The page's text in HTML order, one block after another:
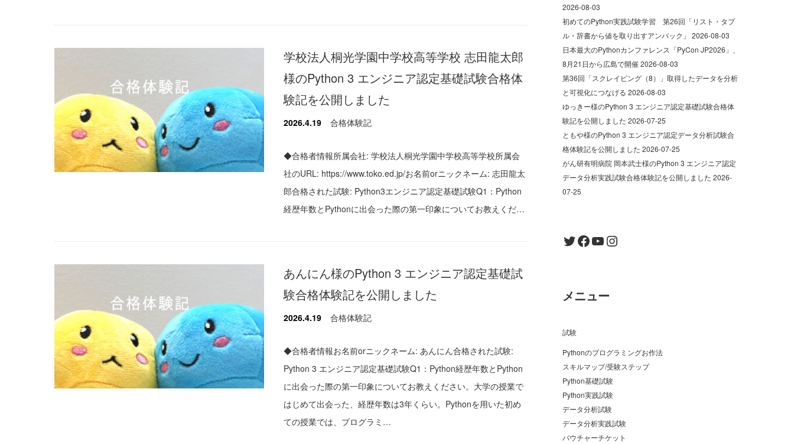
学校法人桐光学園中学校高等学校 志田龍太郎
様のPython 3 エンジニア認定基礎試験合格体
験記を公開しました
2026.4.19 合格体験記
◆合格者情報所属会社: 学校法人桐光学園中学校高等学校所属会
社のURL: https://www.toko.ed.jp/お名前orニックネーム: 志田龍太
郎合格された試験: Python3エンジニア認定基礎試験Q1：Python
経歴年数とPythonに出会った際の第一印象についてお教えくだ…
あんにん様のPython 3 エンジニア認定基礎試
験合格体験記を公開しました
2026.4.19 合格体験記
◆合格者情報お名前orニックネーム: あんにん合格された試験:
Python 3 エンジニア認定基礎試験Q1：Python経歴年数とPython
に出会った際の第一印象についてお教えください。大学の授業で
はじめて出会った、経歴年数は3年くらい。Pythonを用いた初め
ての授業では、プログラミ…
2026-08-03
初めてのPython実践試験学習 第26回「リスト・タプ
ル・辞書から値を取り出すアンパック」 2026-08-03
日本最大のPythonカンファレンス「PyCon JP2026」、
8月21日から広島で開催2026-08-03
第36回「スクレイピング（8）」取得したデータを分析
と可視化につなげる 2026-08-03
ゆっきー様のPython 3 エンジニア認定基礎試験合格体
験記を公開しました 2026-07-25
ともや様のPython 3 エンジニア認定データ分析試験合
格体験記を公開しました 2026-07-25
がん研有明病院 岡本武士様のPython 3 エンジニア認定
データ分析実践試験合格体験記を公開しました 2026-
07-25
Twitter
Facebook
YouTube
Instagram
メニュー
試験
Pythonのプログラミングお作法
スキルマップ/受験ステップ
Python基礎試験
Python実践試験
データ分析試験
データ分析実践試験
バウチャーチケット